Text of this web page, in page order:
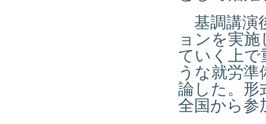
基調講演
ョンを実
ていく上で
うな就労
論した。形
全国から参